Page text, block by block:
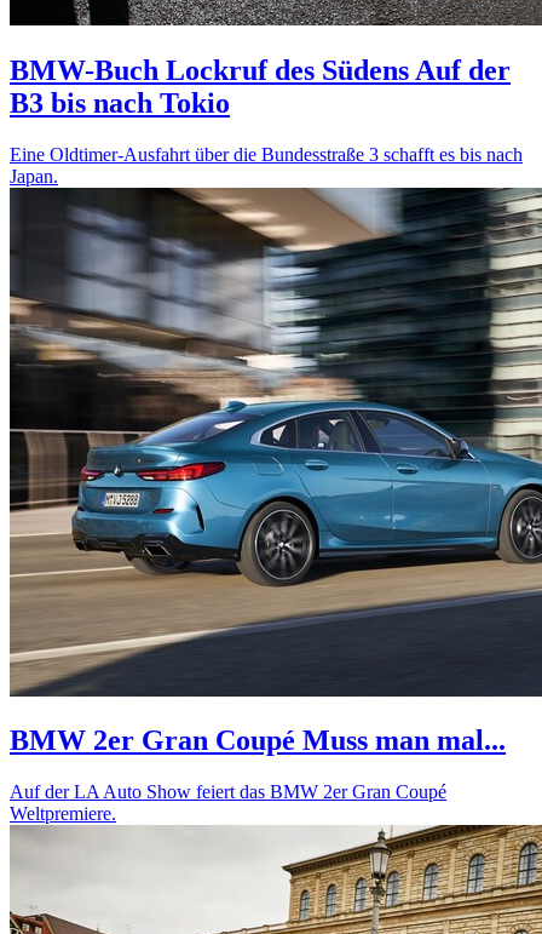
BMW-Buch Lockruf des Südens Auf der
B3 bis nach Tokio
Eine Oldtimer-Ausfahrt über die Bundesstraße 3 schafft es bis nach
Japan.
BMW 2er Gran Coupé Muss man mal...
Auf der LA Auto Show feiert das BMW 2er Gran Coupé
Weltpremiere.